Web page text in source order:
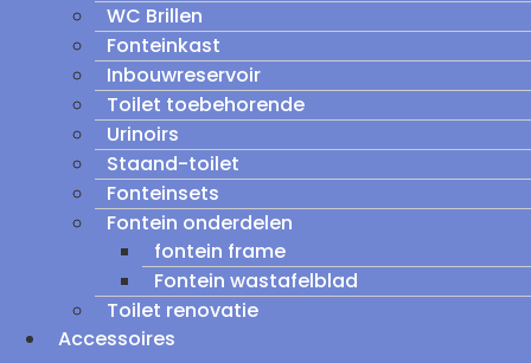
WC Brillen
Fonteinkast
Inbouwreservoir
Toilet toebehorende
Urinoirs
Staand-toilet
Fonteinsets
Fontein onderdelen
fontein frame
Fontein wastafelblad
Toilet renovatie
Accessoires